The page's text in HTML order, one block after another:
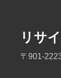
リサ
〒901-